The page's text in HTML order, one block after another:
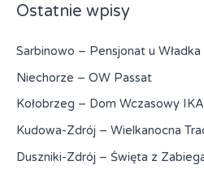
Ostatnie wpisy
Sarbinowo – Pensjonat u Władka
Niechorze – OW Passat
Kołobrzeg – Dom Wczasowy IKA
Kudowa-Zdrój – Wielkanocna
Duszniki-Zdrój – Święta z